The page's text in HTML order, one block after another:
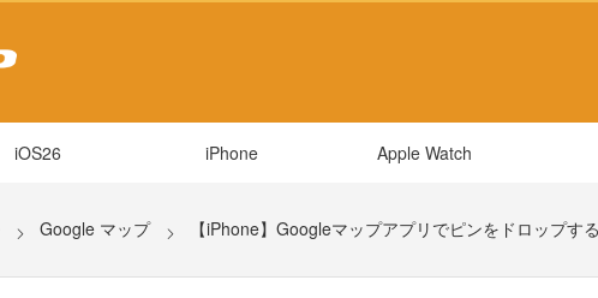
iOS26 iPhone Apple Watch
Google マップ 【iPhone】Googleマップアプリでピンをドロップす